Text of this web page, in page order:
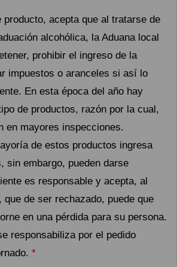
producto, acepta que al tratarse de
alcohólica, la Aduana local
prohibir el ingreso de la
impuestos o aranceles si así lo
En esta época del año hay
de productos, razón por la cual,
en mayores inspecciones.
de estos productos ingresa
sin embargo, pueden darse
es responsable y acepta, al
que de ser rechazado, puede que
en una pérdida para su persona.
responsabiliza por el pedido
*